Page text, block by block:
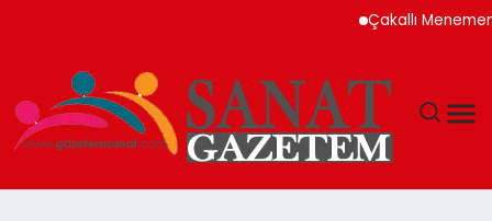
Çakallı Menemeni